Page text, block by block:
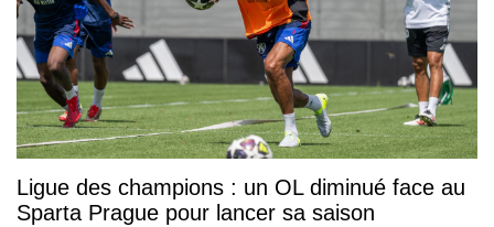
Ligue des champions : un OL diminué face au
Sparta Prague pour lancer sa saison